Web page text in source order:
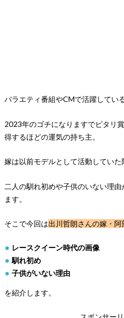
バラエティ番組やCMで活躍してい
2023年のゴチになりますでピタリ
得するほどの運気の持ち主。
嫁は以前モデルとして活動していた
二人の馴れ初めや子供のいない理
ます。
そこで今回は出川哲朗さんの嫁・
レースクイーン時代の画像
馴れ初め
子供がいない理由
を紹介します。